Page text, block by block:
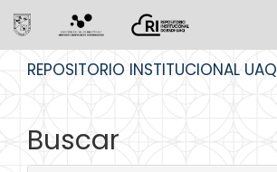
REPOSITORIO INSTITUCIONAL UAQ
Buscar